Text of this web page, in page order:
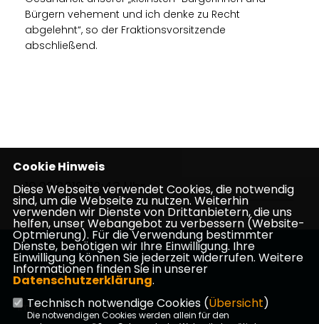
Bürgern vehement und ich denke zu Recht
abgelehnt“, so der Fraktionsvorsitzende
abschließend.
19.02.2019, 12:43 Uhr
Impressum Datenschutz Kontakt
Cookie Hinweis
Diese Webseite verwendet Cookies, die notwendig
sind, um die Webseite zu nutzen. Weiterhin
verwenden wir Dienste von Drittanbietern, die uns
helfen, unser Webangebot zu verbessern (Website-
Optmierung). Für die Verwendung bestimmter
Dienste, benötigen wir Ihre Einwilligung. Ihre
Einwilligung können Sie jederzeit widerrufen. Weitere
Informationen finden Sie in unserer
Datenschutzerklärung.
Technisch notwendige Cookies (Übersicht)
Die notwendigen Cookies werden allein für den